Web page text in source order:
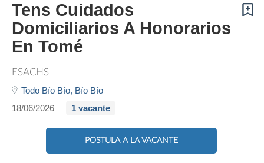
Tens Cuidados
Domiciliarios A Honorarios
En Tomé
ESACHS
Todo Bío Bío, Bío Bío
18/06/2026
1 vacante
POSTULA A LA VACANTE